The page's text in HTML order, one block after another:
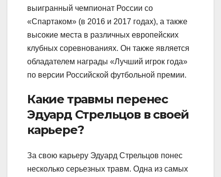
выигранный чемпионат России со
«Спартаком» (в 2016 и 2017 годах), а также
высокие места в различных европейских
клубных соревнованиях. Он также является
обладателем награды «Лучший игрок года»
по версии Российской футбольной премии.
Какие травмы перенес
Эдуард Стрельцов в своей
карьере?
За свою карьеру Эдуард Стрельцов понес
несколько серьезных травм. Одна из самых